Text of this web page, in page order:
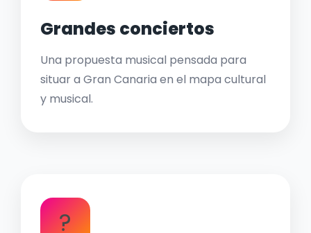
Grandes conciertos
Una propuesta musical pensada para
situar a Gran Canaria en el mapa cultural
y musical.
?